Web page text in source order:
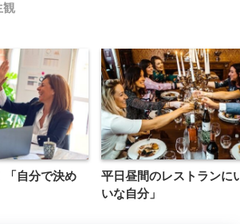
観
「自分で決め
平日昼間のレストランに
いな自分」